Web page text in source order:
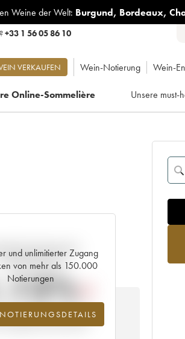
Weine der Welt: Burgund, Bordeaux,
+33 1 56 05 86 10
VERKAUFEN Wein-Notierung Wein-
Online-Sommelière Unsere must-
und unlimitierter Zugang
von mehr als 150.000
Notierungen
Entwicklung der
Preisnotierung
des Jahrgangs 1980 im Jahr
Vergleich zum Jahr 2025